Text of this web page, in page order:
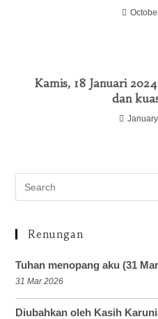
Kamis, 18 Januari
dan
Renungan
Tuhan menopang aku (31
31 Mar 2026
Diubahkan oleh Kasih